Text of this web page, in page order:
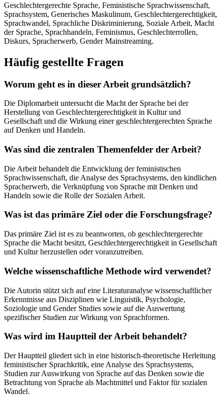
Geschlechtergerechte Sprache, Feministische Sprachwissenschaft,
Sprachsystem, Generisches Maskulinum, Geschlechtergerechtigkeit,
Sprachwandel, Sprachliche Diskriminierung, Soziale Arbeit, Macht
der Sprache, Sprachhandeln, Feminismus, Geschlechterrollen,
Diskurs, Spracherwerb, Gender Mainstreaming.
Häufig gestellte Fragen
Worum geht es in dieser Arbeit grundsätzlich?
Die Diplomarbeit untersucht die Macht der Sprache bei der
Herstellung von Geschlechtergerechtigkeit in Kultur und
Gesellschaft und die Wirkung einer geschlechtergerechten Sprache
auf Denken und Handeln.
Was sind die zentralen Themenfelder der Arbeit?
Die Arbeit behandelt die Entwicklung der feministischen
Sprachwissenschaft, die Analyse des Sprachsystems, den kindlichen
Spracherwerb, die Verknüpfung von Sprache mit Denken und
Handeln sowie die Rolle der Sozialen Arbeit.
Was ist das primäre Ziel oder die Forschungsfrage?
Das primäre Ziel ist es zu beantworten, ob geschlechtergerechte
Sprache die Macht besitzt, Geschlechtergerechtigkeit in Gesellschaft
und Kultur herzustellen oder voranzutreiben.
Welche wissenschaftliche Methode wird verwendet?
Die Autorin stützt sich auf eine Literaturanalyse wissenschaftlicher
Erkenntnisse aus Disziplinen wie Linguistik, Psychologie,
Soziologie und Gender Studies sowie auf die Auswertung
spezifischer Studien zur Wirkung von Sprachformen.
Was wird im Hauptteil der Arbeit behandelt?
Der Hauptteil gliedert sich in eine historisch-theoretische Herleitung
feministischer Sprachkritik, eine Analyse des Sprachsystems,
Studien zur Auswirkung von Sprache auf das Denken sowie die
Betrachtung von Sprache als Machtmittel und Faktor für sozialen
Wandel.